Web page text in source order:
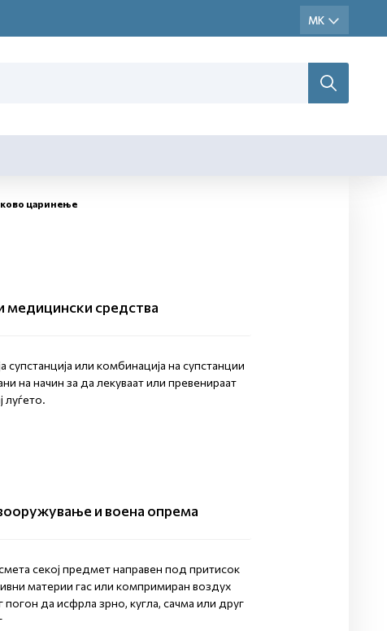
царинење
медицински средства
супстанција или комбинација на супстанции
на начин за да лекуваат или превенираат
луѓето.
и воена опрема
секој предмет направен под притисок
материи гас или компримиран воздух
погон да исфрла зрно, кугла, сачма или друг